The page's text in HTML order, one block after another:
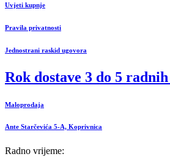
Uvjeti kupnje
Pravila privatnosti
Jednostrani raskid ugovora
Rok dostave 3 do 5
Maloprodaja
Ante Starčevića 5-A, Koprivnica
Radno vrijeme: